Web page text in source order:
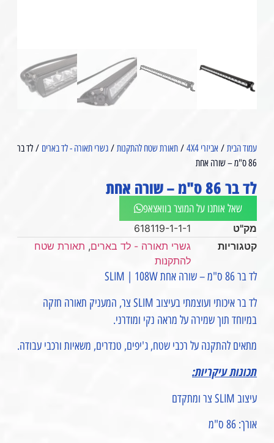
עמוד הבית/ אביזרי 4X4 / תאורת שטח להתקנות/ גשרי תאורה - לד בארים / לד בר
86 ס"מ – שורה אחת
לד בר 86 ס"מ – שורה אחת
שאל אותנו על המוצר בוואצאפ
מק"ט
618119-1-1-1
קטגוריות
גשרי תאורה - לד בארים, תאורת שטח
להתקנות
לד בר 86 ס"מ – שורה אחת SLIM | 108W
לד בר איכותי ועוצמתי בעיצוב SLIM צר, המעניק תאורה חזקה
במיוחד תוך שמירה על מראה נקי ומודרני.
מתאים להתקנה על רכבי שטח, ג'יפים, טנדרים, משאיות ורכבי עבודה.
תכונות עיקריות:
עיצוב SLIM צר ומתקדם
אורך: 86 ס"מ